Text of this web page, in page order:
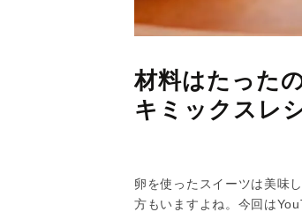
材料はたった
キミックスレ
卵を使ったスイーツは美味
方もいますよね。今回は